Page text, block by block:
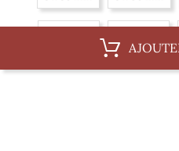
10 x 62 mm 10 x